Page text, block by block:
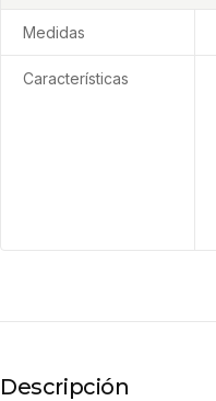
Medidas
Características
Descripción